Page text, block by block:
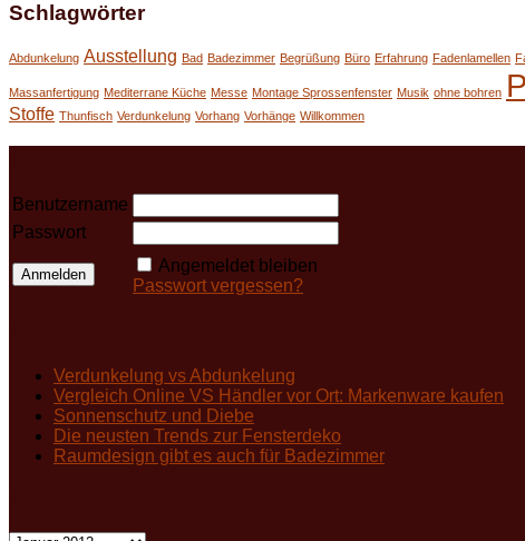
Schlagwörter
Abdunkelung Ausstellung Bad Badezimmer Begrüßung Büro Erfahrung Fadenlamellen
Massanfertigung Mediterrane Küche Messe Montage Sprossenfenster Musik ohne bohren
Stoffe Thunfisch Verdunkelung Vorhang Vorhänge Willkommen
Benutzername
Passwort
Angemeldet bleiben
Passwort vergessen?
Verdunkelung vs Abdunkelung
Vergleich Online VS Händler vor Ort: Markenware kaufen
Sonnenschutz und Diebe
Die neusten Trends zur Fensterdeko
Raumdesign gibt es auch für Badezimmer